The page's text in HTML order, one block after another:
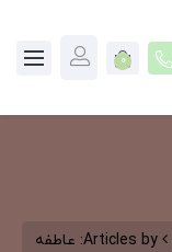
0
Articles by: عاطفه